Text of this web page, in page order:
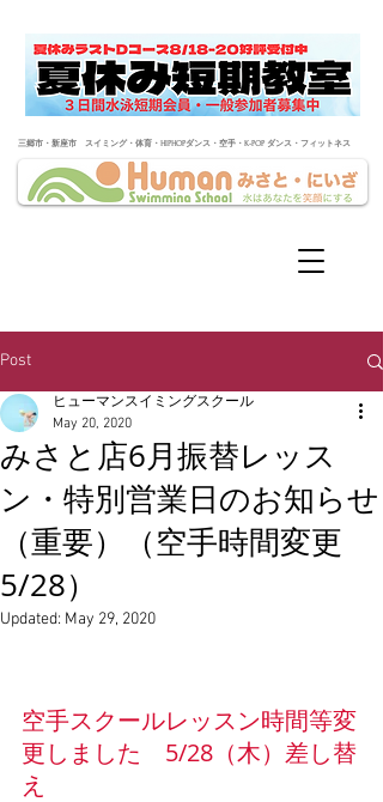
​三郷市・新座市 スイミング・体育・HIPHOPダンス・空手・K-POP ダンス・フィットネス
Post
みさと店6月振替レッス
ン・特別営業日のお知らせ
（重要）（空手時間変更
5/28）
ヒューマンスイミングスクール
May 20, 2020
Updated: May 29, 2020
空手スクールレッスン時間等変
更しました　5/28（木）差し替
え